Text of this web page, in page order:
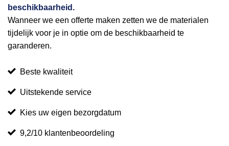
beschikbaarheid.
Wanneer we een offerte maken zetten we de materialen
tijdelijk voor je in optie om de beschikbaarheid te
garanderen.
Beste kwaliteit
Uitstekende service
Kies uw eigen bezorgdatum
9,2/10 klantenbeoordeling